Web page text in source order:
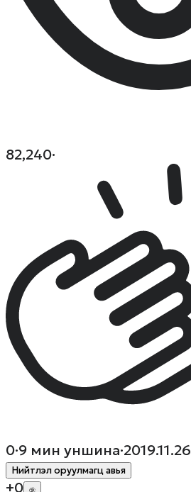
82,240·
0·9 мин уншина·2019.11.26
Нийтлэл оруулмагц авья
+0